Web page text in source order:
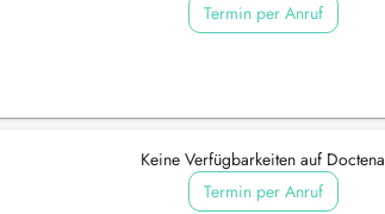
Termin per Anruf
Keine Verfügbarkeiten auf Doctena
Termin per Anruf